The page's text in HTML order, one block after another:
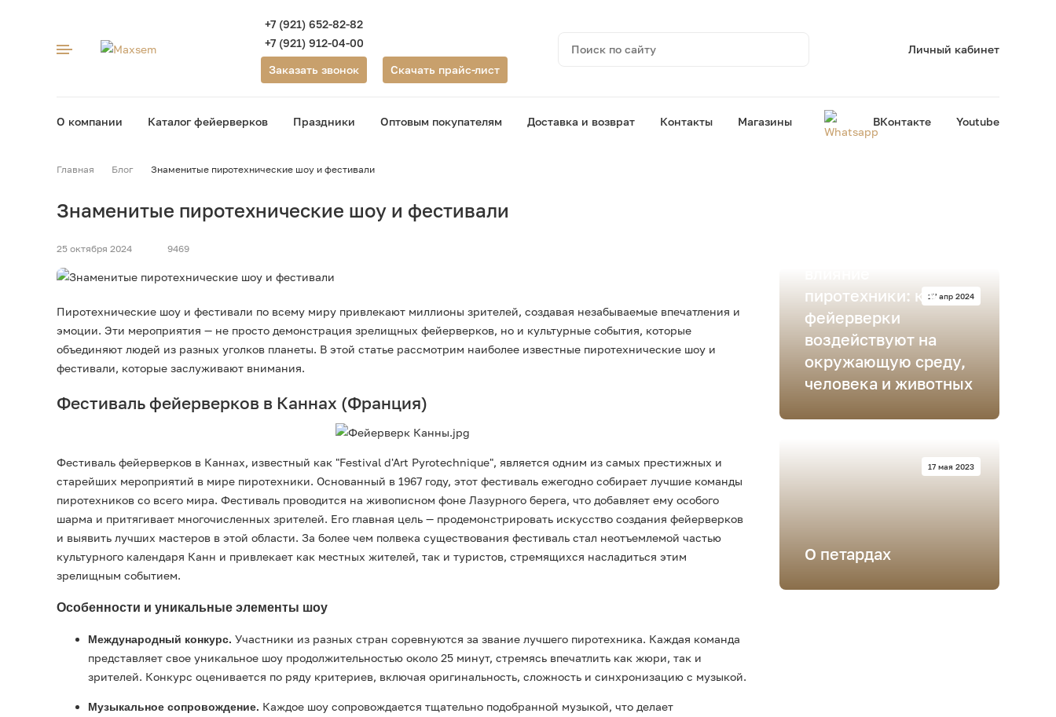
+7 (921) 652-82-82
+7 (921) 912-04-00
Заказать звонок
Скачать прайс-лист
Личный кабинет
Оптовым покупателям
Доставка и возврат
Контакты
Блог
ВКонтакте
Youtube
Батареи салютов
Фестивальные шары
Наборы ракет
О компании Каталог фейерверков Праздники Оптовым покупателям Доставка и возврат Контакты Магазины ВКонтакте Youtube
Главная Блог Знаменитые пиротехнические шоу и фестивали
Знаменитые пиротехнические шоу и фестивали
25 октября 2024 9469
Пиротехнические шоу и фестивали по всему миру привлекают миллионы зрителей, создавая незабываемые впечатления и
эмоции. Эти мероприятия — не просто демонстрация зрелищных фейерверков, но и культурные события, которые
объединяют людей из разных уголков планеты. В этой статье рассмотрим наиболее известные пиротехнические шоу и
фестивали, которые заслуживают внимания.
Фестиваль фейерверков в Каннах (Франция)
Фестиваль фейерверков в Каннах, известный как "Festival d'Art Pyrotechnique", является одним из самых престижных и
старейших мероприятий в мире пиротехники. Основанный в 1967 году, этот фестиваль ежегодно собирает лучшие команды
пиротехников со всего мира. Фестиваль проводится на живописном фоне Лазурного берега, что добавляет ему особого
шарма и притягивает многочисленных зрителей. Его главная цель — продемонстрировать искусство создания фейерверков
и выявить лучших мастеров в этой области. За более чем полвека существования фестиваль стал неотъемлемой частью
культурного календаря Канн и привлекает как местных жителей, так и туристов, стремящихся насладиться этим
зрелищным событием.
Особенности и уникальные элементы шоу
Международный конкурс. Участники из разных стран соревнуются за звание лучшего пиротехника. Каждая команда
представляет свое уникальное шоу продолжительностью около 25 минут, стремясь впечатлить как жюри, так и
зрителей. Конкурс оценивается по ряду критериев, включая оригинальность, сложность и синхронизацию с музыкой.
Музыкальное сопровождение. Каждое шоу сопровождается тщательно подобранной музыкой, что делает
27 апр 2024
пиротехники: как
фейерверки
воздействуют на
окружающую среду,
человека и животных
17 мая 2023
О петардах